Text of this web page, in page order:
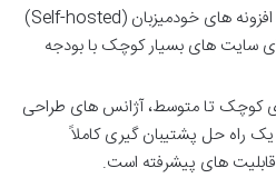
هزینه آن نسبت به افزونه های خودمیزبان (Self-hosted)
سایت های بسیار کوچک با بودجه
کوچک تا متوسط، آژانس های طراحی
راه حل پشتیبان گیری کاملاً
قابلیت های پیشرفته است.